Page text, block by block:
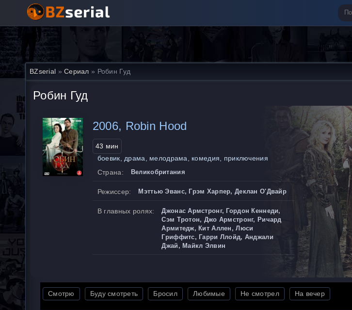
BZserial »Сериал » Робин Гуд
Робин Гуд
2006, Robin Hood
43 мин
боевик, драма, мелодрама, комедия, приключения
Страна:
Великобритания
Режиссер: Мэттью Эванс, Грэм Харпер, Деклан О'Двайр
В главных ролях:
Джонас Армстронг, Гордон Кеннеди,
Сэм Тротон, Джо Армстронг, Ричард
Армитедж, Кит Аллен, Люси
Гриффитс, Гарри Ллойд, Анджали
Джай, Майкл Элвин
Смотрю Буду смотреть Бросил Любимые Не смотрел На вечер